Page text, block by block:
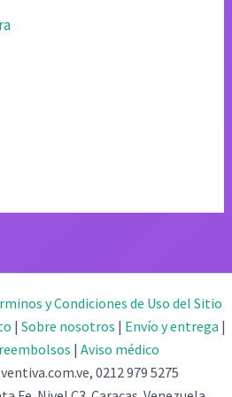
y Condiciones de Uso del Sitio
| Sobre nosotros | Envío y entrega |
| Aviso médico
0212 979 5275